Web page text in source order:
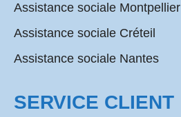
Assistance sociale Montpellier
Assistance sociale Créteil
Assistance sociale Nantes
SERVICE CLIENT